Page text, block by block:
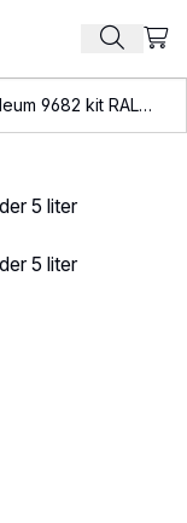
Zoek
Rustoleum 9682 kit RAL7001 + verharder 5 liter